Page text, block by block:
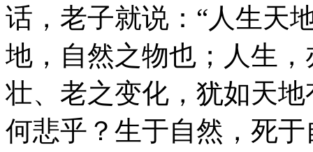
话，老子就说：“人生天
地，自然之物也；人生
壮、老之变化，犹如天
何悲乎？生于自然，死